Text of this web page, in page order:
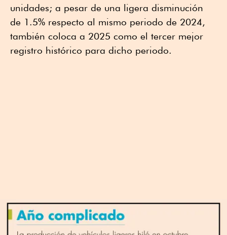
unidades; a pesar de una ligera disminución
de 1.5% respecto al mismo periodo de 2024,
también coloca a 2025 como el tercer mejor
registro histórico para dicho periodo.